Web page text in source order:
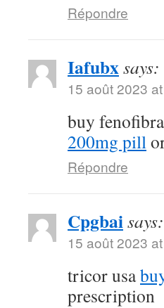
Répondre
Iafubxsays:
15 août 2023
buy
200mg pill
Répondre
Cpgbaisays:
15 août 2023
tricor usa
prescription